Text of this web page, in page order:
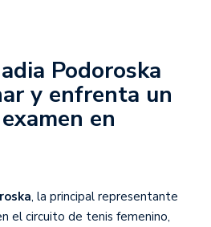
Podoroska
y enfrenta un
en
, la principal representante
el circuito de tenis femenino,